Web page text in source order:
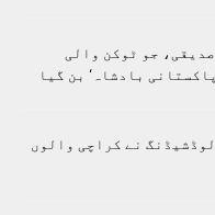
صدیقی، جو ٹوکن والی
بادشاہ‘ بن گیا
نے کراچی والوں